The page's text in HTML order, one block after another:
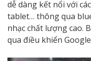
dễ dàng kết nổi với
tablet… thông qua
nhạc chất lượng cao.
qua điều khiển